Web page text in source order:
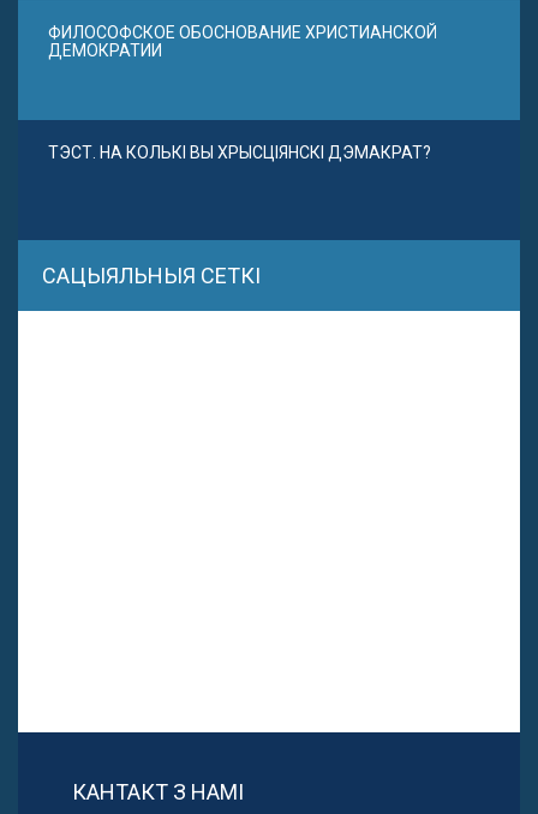
ФИЛОСОФСКОЕ ОБОСНОВАНИЕ ХРИСТИАНСКОЙ
ДЕМОКРАТИИ
ТЭСТ. НА КОЛЬКІ ВЫ ХРЫСЦІЯНСКІ ДЭМАКРАТ?
САЦЫЯЛЬНЫЯ СЕТКІ
КАНТАКТ З НАМІ